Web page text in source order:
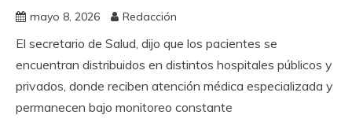
mayo 8, 2026 Redacción
El secretario de Salud, dijo que los pacientes se
encuentran distribuidos en distintos hospitales públicos y
privados, donde reciben atención médica especializada y
permanecen bajo monitoreo constante